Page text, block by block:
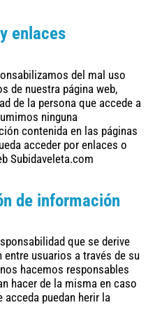
enlaces
del mal uso
de nuestra página web,
de la persona que accede a
ninguna
contenida en las páginas
acceder por enlaces o
Subidaveleta.com
de información
que se derive
usuarios a través de su
hacemos responsables
hacer de la misma en caso
puedan herir la